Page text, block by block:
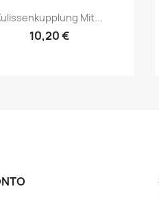
VorschauMit...
10,20 €